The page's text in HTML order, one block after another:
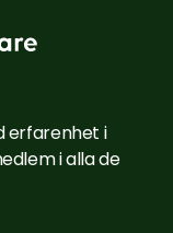
erfarenhet i
i alla de